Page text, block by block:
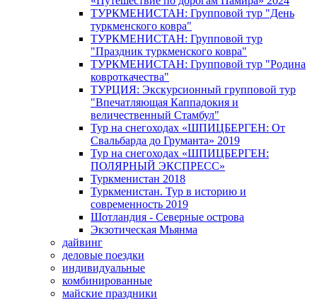
ТУРКМЕНИСТАН: Групповой тур "День
туркменского ковра"
ТУРКМЕНИСТАН: Групповой тур
"Праздник туркменского ковра"
ТУРКМЕНИСТАН: Групповой тур "Родина
ковроткачества"
ТУРЦИЯ: Экскурсионный групповой тур
"Впечатляющая Каппадокия и
величественный Стамбул"
Тур на снегоходах «ШПИЦБЕРГЕН: От
Свальбарда до Груманта» 2019
Тур на снегоходах «ШПИЦБЕРГЕН:
ПОЛЯРНЫЙ ЭКСПРЕСС»
Туркменистан 2018
Туркменистан. Тур в историю и
современность 2019
Шотландия - Северные острова
Экзотическая Мьянма
дайвинг
деловые поездки
индивидуальные
комбинированные
майские праздники